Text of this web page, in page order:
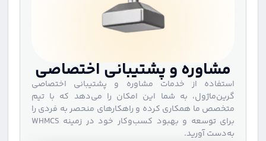
مشاوره و پشتیبانی اختصاصی
استفاده از خدمات مشاوره و پشتیبانی اختصاصی
گرین‌ماژول، به شما این امکان را می‌دهد که با تیم
متخصص ما همکاری کرده و راهکارهای منحصر به فردی را
برای توسعه و بهبود کسب‌وکار خود در زمینه WHMCS
به‌دست آورید.